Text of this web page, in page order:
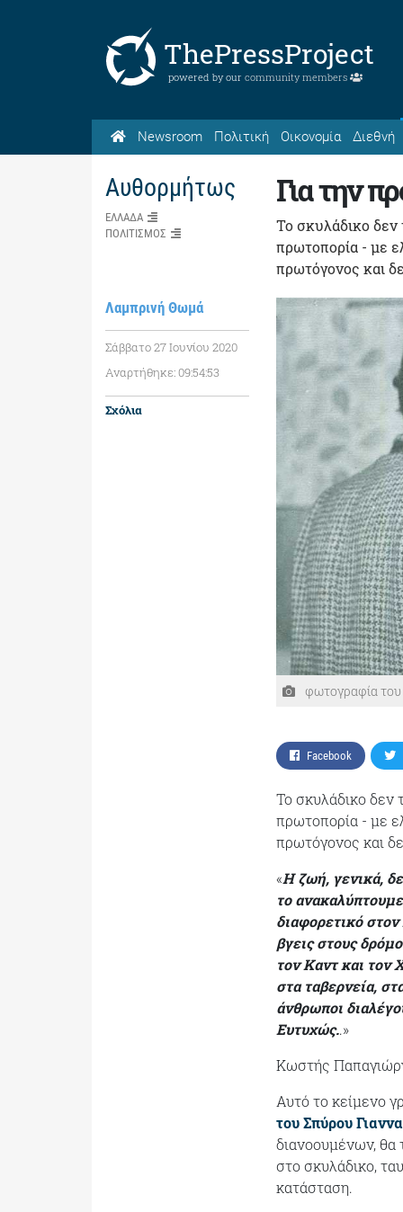
ThePressProject
powered by our community members
Newsroom Πολιτική Οικονομία Διεθνή
Αυθορμήτως
ΕΛΛΑΔΑ
ΠΟΛΙΤΙΣΜΟΣ
Λαμπρινή Θωμά
Σάββατο 27 Ιουνίου 2020
Αναρτήθηκε: 09:54:53
Σχόλια
Για την
Το σκυλάδικο δεν
πρωτοπορία - με
πρωτόγονος και
φωτογραφία του
Facebook
Το σκυλάδικο δεν
πρωτοπορία - με
πρωτόγονος και
«Η ζωή, γενικά,
το
διαφορετικό
βγεις στους
τον Καντ και τον
στα ταβερνεία,
άνθρωποι
Ευτυχώς..»
Κωστής
Αυτό το κείμενο
του Σπύρου
διανοουμένων, θα
στο σκυλάδικο,
κατάσταση.